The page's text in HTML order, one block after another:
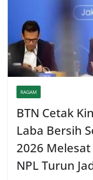
RAGAM
BTN Cetak
Laba Bersih
2026
NPL Turun